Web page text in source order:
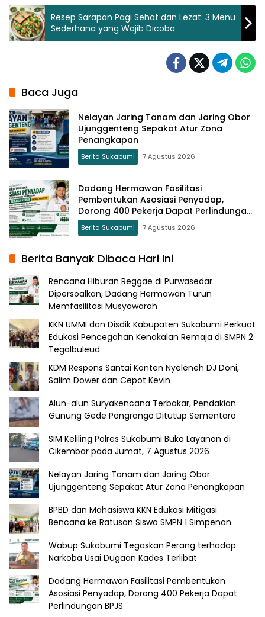
Resep Sarapan Pagi Sehat dan Lezat: 3 Menu
Sederhana yang Wajib Dicoba
Baca Juga
Nelayan Jaring Tanam dan Jaring Obor
Ujunggenteng Sepakat Atur Zona
Penangkapan
Berita Sukabumi 7 Agustus 2026
Dadang Hermawan Fasilitasi
Pembentukan Asosiasi Penyadap,
Dorong 400 Pekerja Dapat Perlindungan
BPJS
Berita Sukabumi 7 Agustus 2026
Berita Banyak Dibaca Hari Ini
Rencana Hiburan Reggae di Purwasedar
Dipersoalkan, Dadang Hermawan Turun
Memfasilitasi Musyawarah
KKN UMMI dan Disdik Kabupaten Sukabumi Perkuat
Edukasi Pencegahan Kenakalan Remaja di SMPN 2
Tegalbuleud
KDM Respons Santai Konten Nyeleneh DJ Doni,
Salim Dower dan Cepot Kevin
Alun-alun Suryakencana Terbakar, Pendakian
Gunung Gede Pangrango Ditutup Sementara
SIM Keliling Polres Sukabumi Buka Layanan di
Cikembar pada Jumat, 7 Agustus 2026
Nelayan Jaring Tanam dan Jaring Obor
Ujunggenteng Sepakat Atur Zona Penangkapan
BPBD dan Mahasiswa KKN Edukasi Mitigasi
Bencana ke Ratusan Siswa SMPN 1 Simpenan
Wabup Sukabumi Tegaskan Perang terhadap
Narkoba Usai Dugaan Kades Terlibat
Dadang Hermawan Fasilitasi Pembentukan
Asosiasi Penyadap, Dorong 400 Pekerja Dapat
Perlindungan BPJS